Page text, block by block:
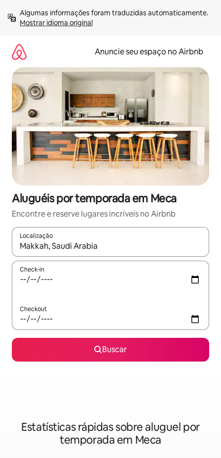
para
Mostrar idioma original
Anuncie seu espaço no Airbnb
Aluguéis por temporada em Meca
Encontre e reserve lugares incríveis no Airbnb
Localização
Quando os resultados estiverem disponíveis, explore-os
Check-in
Checkout
Buscar
Estatísticas rápidas sobre aluguel por
temporada em Meca